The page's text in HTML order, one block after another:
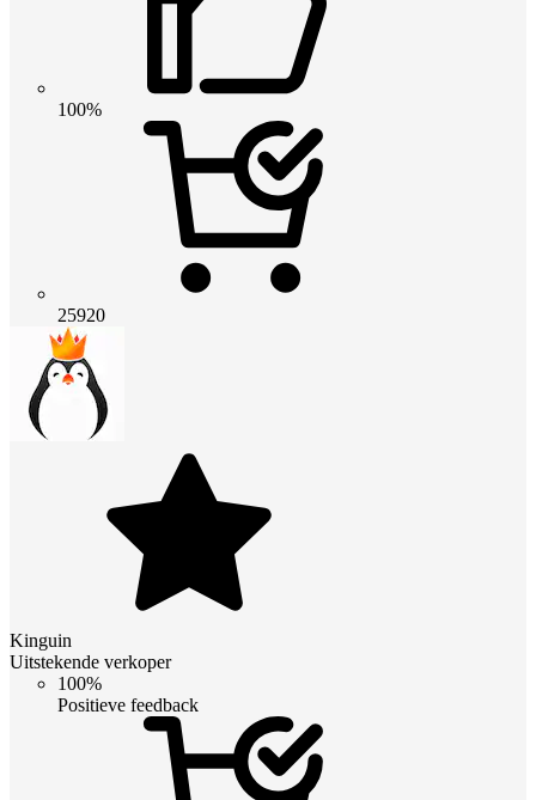
100%
25920
Kinguin
Uitstekende verkoper
100%
Positieve feedback